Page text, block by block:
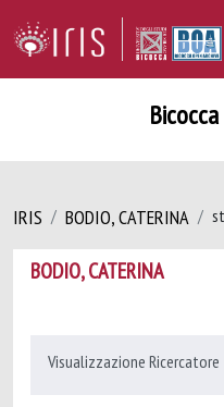
IRIS BODIO, CATERINA
BODIO, CATERINA
Visualizzazione Ricercatore